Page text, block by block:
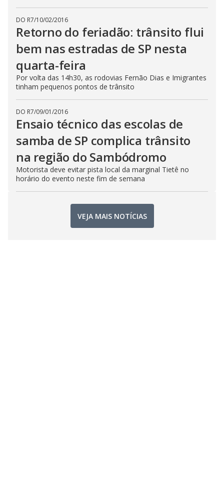
DO R7/10/02/2016
Retorno do feriadão: trânsito flui
bem nas estradas de SP nesta
quarta-feira
Por volta das 14h30, as rodovias Fernão Dias e Imigrantes
tinham pequenos pontos de trânsito
DO R7/09/01/2016
Ensaio técnico das escolas de
samba de SP complica trânsito
na região do Sambódromo
Motorista deve evitar pista local da marginal Tietê no
horário do evento neste fim de semana
VEJA MAIS NOTÍCIAS